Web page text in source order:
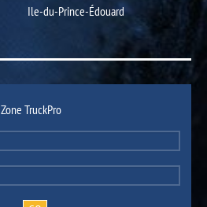
Ile-du-Prince-Édouard
Zone TruckPro